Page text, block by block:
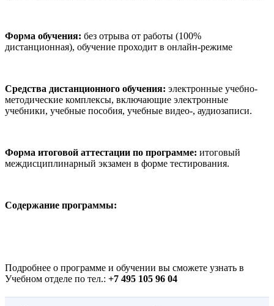
Форма обучения: без отрыва от работы (100%
дистанционная), обучение проходит в онлайн-режиме
Средства дистанционного обучения: электронные учебно-
методические комплексы, включающие электронные
учебники, учебные пособия, учебные видео-, аудиозаписи.
Форма итоговой аттестации по программе: итоговый
междисциплинарный экзамен в форме тестирования.
Содержание программы:
Подробнее о программе и обучении вы сможете узнать в
Учебном отделе по тел.: +7 495 105 96 04